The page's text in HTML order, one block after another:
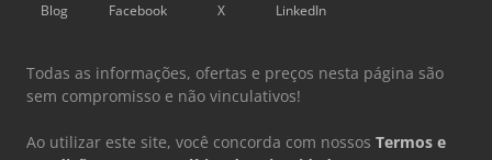
Blog Facebook X LinkedIn
Todas as informações, ofertas e preços nesta página são
sem compromisso e não vinculativos!
Ao utilizar este site, você concorda com nossos Termos e